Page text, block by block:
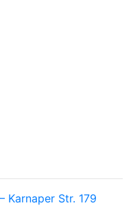
Karnaper Str. 179